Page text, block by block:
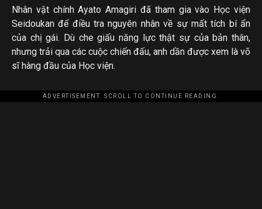
Nhân vật chính Ayato Amagiri đã tham gia vào Học viện
Seidoukan để điều tra nguyên nhân về sự mất tích bí ẩn
của chị gái. Dù che giấu năng lực thật sự của bản thân,
nhưng trải qua các cuộc chiến đấu, anh dần được xem là võ
sĩ hàng đầu của Học viện.
ADVERTISEMENT. SCROLL TO CONTINUE READING.